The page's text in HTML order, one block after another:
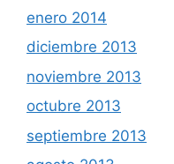
enero 2014
diciembre 2013
noviembre 2013
octubre 2013
septiembre 2013